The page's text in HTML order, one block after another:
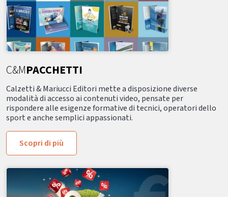
C&MPACCHETTI
Calzetti & Mariucci Editori mette a disposizione diverse
modalità di accesso ai contenuti video, pensate per
rispondere alle esigenze formative di tecnici, operatori dello
sport e anche semplici appassionati.
Scopri di più